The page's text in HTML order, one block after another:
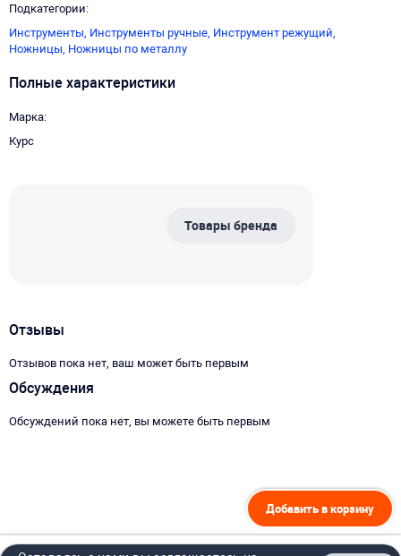
Подкатегории
Инструменты, Инструменты ручные, Инструмент режущий,
Ножницы, Ножницы по металлу
Полные характеристики
Марка
Курс
Товары бренда
Отзывы
Отзывов пока нет, ваш может быть первым
Обсуждения
Обсуждений пока нет, вы можете быть первым
Добавить в корзину